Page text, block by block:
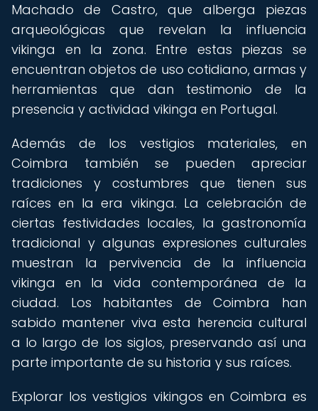
Machado de Castro, que alberga piezas
arqueológicas que revelan la influencia
vikinga en la zona. Entre estas piezas se
encuentran objetos de uso cotidiano, armas y
herramientas que dan testimonio de la
presencia y actividad vikinga en Portugal.
Además de los vestigios materiales, en
Coimbra también se pueden apreciar
tradiciones y costumbres que tienen sus
raíces en la era vikinga. La celebración de
ciertas festividades locales, la gastronomía
tradicional y algunas expresiones culturales
muestran la pervivencia de la influencia
vikinga en la vida contemporánea de la
ciudad. Los habitantes de Coimbra han
sabido mantener viva esta herencia cultural
a lo largo de los siglos, preservando así una
parte importante de su historia y sus raíces.
Explorar los vestigios vikingos en Coimbra es